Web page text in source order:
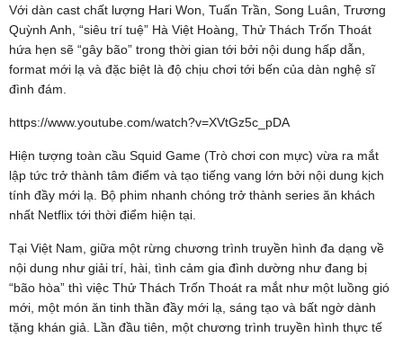
Với dàn cast chất lượng Hari Won, Tuấn Trần, Song Luân, Trương
Quỳnh Anh, “siêu trí tuệ” Hà Việt Hoàng, Thử Thách Trốn Thoát
hứa hẹn sẽ “gây bão” trong thời gian tới bởi nội dung hấp dẫn,
format mới lạ và đặc biệt là độ chịu chơi tới bến của dàn nghệ sĩ
đình đám.
https://www.youtube.com/watch?v=XVtGz5c_pDA
Hiện tượng toàn cầu Squid Game (Trò chơi con mực) vừa ra mắt
lập tức trở thành tâm điểm và tạo tiếng vang lớn bởi nội dung kịch
tính đầy mới lạ. Bộ phim nhanh chóng trở thành series ăn khách
nhất Netflix tới thời điểm hiện tại.
Tại Việt Nam, giữa một rừng chương trình truyền hình đa dạng về
nội dung như giải trí, hài, tình cảm gia đình dường như đang bị
“bão hòa” thì việc Thử Thách Trốn Thoát ra mắt như một luồng gió
mới, một món ăn tinh thần đầy mới lạ, sáng tạo và bất ngờ dành
tặng khán giả. Lần đầu tiên, một chương trình truyền hình thực tế